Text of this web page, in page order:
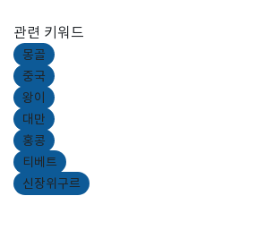
관련 키워드
몽골
중국
왕이
대만
홍콩
티베트
신장위구르